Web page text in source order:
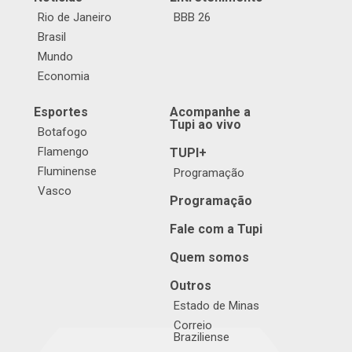
Rio de Janeiro
Brasil
Mundo
Economia
BBB 26
Esportes
Botafogo
Flamengo
Fluminense
Vasco
Acompanhe a
Tupi ao vivo
TUPI+
Programação
Programação
Fale com a Tupi
Quem somos
Outros
Estado de Minas
Correio
Braziliense